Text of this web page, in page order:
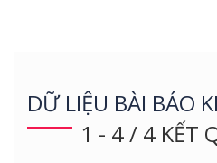
DỮ LIỆU BÀI BÁO
1 - 4 / 4 KẾT